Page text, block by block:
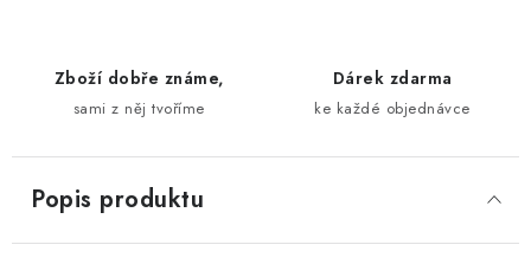
Zboží dobře známe,
sami z něj tvoříme
Dárek zdarma
ke každé objednávce
Popis produktu